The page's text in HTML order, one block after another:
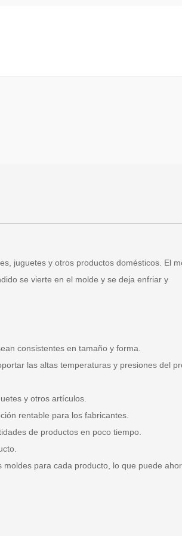
juguetes y otros productos domésticos. El
se vierte en el molde y se deja enfriar y
consistentes en tamaño y forma.
las altas temperaturas y presiones del
y otros artículos.
rentable para los fabricantes.
de productos en poco tiempo.
para cada producto, lo que puede